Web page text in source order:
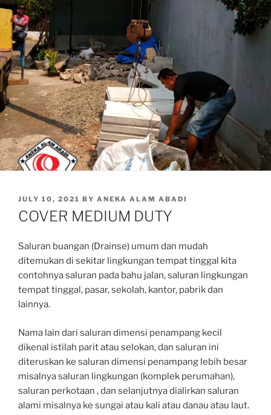
POSTED
ON
JULY 10, 2021 BY ANEKA ALAM ABADI
COVER MEDIUM DUTY
Saluran buangan (Drainse) umum dan mudah
ditemukan di sekitar lingkungan tempat tinggal kita
contohnya saluran pada bahu jalan, saluran lingkungan
tempat tinggal, pasar, sekolah, kantor, pabrik dan
lainnya.
Nama lain dari saluran dimensi penampang kecil
dikenal istilah parit atau selokan, dan saluran ini
diteruskan ke saluran dimensi penampang lebih besar
misalnya saluran lingkungan (komplek perumahan),
saluran perkotaan , dan selanjutnya dialirkan saluran
alami misalnya ke sungai atau kali atau danau atau laut.